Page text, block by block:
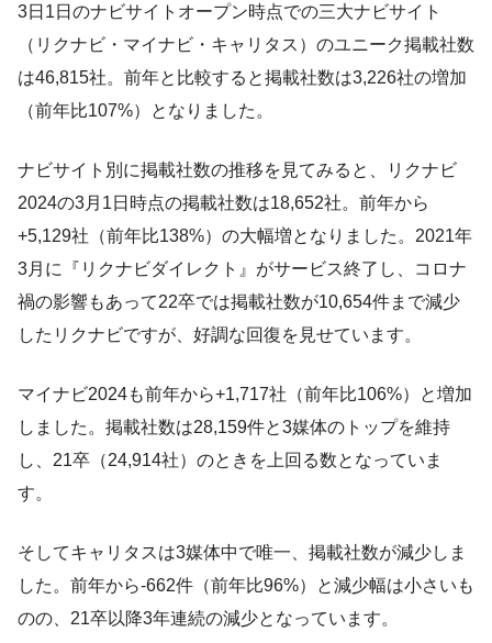
3日1日のナビサイトオープン時点での三大ナビサイト
（リクナビ・マイナビ・キャリタス）のユニーク掲載社数
は46,815社。前年と比較すると掲載社数は3,226社の増加
（前年比107%）となりました。
ナビサイト別に掲載社数の推移を見てみると、リクナビ
2024の3月1日時点の掲載社数は18,652社。前年から
+5,129社（前年比138%）の大幅増となりました。2021年
3月に『リクナビダイレクト』がサービス終了し、コロナ
禍の影響もあって22卒では掲載社数が10,654件まで減少
したリクナビですが、好調な回復を見せています。
マイナビ2024も前年から+1,717社（前年比106%）と増加
しました。掲載社数は28,159件と3媒体のトップを維持
し、21卒（24,914社）のときを上回る数となっていま
す。
そしてキャリタスは3媒体中で唯一、掲載社数が減少しま
した。前年から-662件（前年比96%）と減少幅は小さいも
のの、21卒以降3年連続の減少となっています。